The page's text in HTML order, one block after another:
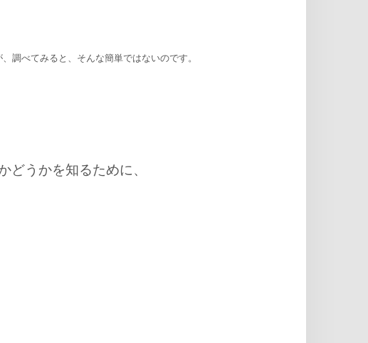
調べてみると、そんな簡単ではないのです。
うかを知るために、